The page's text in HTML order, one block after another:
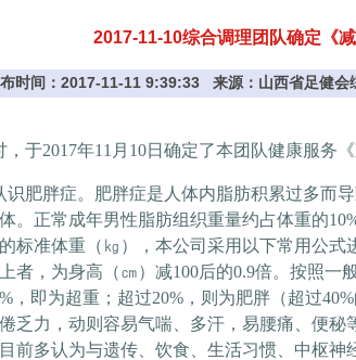
2017-11-10综合调理团队确定《减
时间：2017-11-11 9:39:33 来源：山西省足健
，于2017年11 月 10日确定了本团队健康服务
肥胖症。肥胖症是人体内脂肪积累过多而
。正常成年男性脂肪组织重量约占体重的
标准体重（㎏），本公司采用以下常用公式
者，为身高（㎝）减100后的0.9倍。按照一
，即为超重；超过20% ，则为肥胖（超过40%
乏力，动则容易气喘、多汗，易腰痛、便
前多认为与遗传、饮食、生活习惯、中枢神